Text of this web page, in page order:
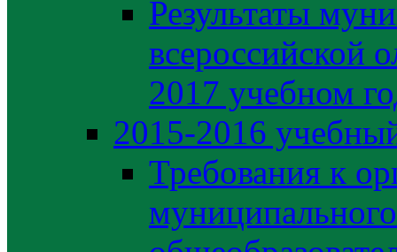
Результаты
всероссийской
2017 учебном
2015-2016
Требования к